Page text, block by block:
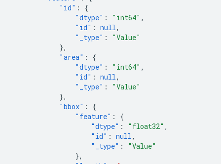
"id" :
{
"dtype" : "int64" ,
"id" : null,
"_type" :
"Value"
},
"area" :
{
"dtype" : "int64" ,
"id" : null,
"_type" :
"Value"
},
"bbox" :
{
"feature" :
{
"dtype" : "float32" ,
"id" : null,
"_type" :
"Value"
},